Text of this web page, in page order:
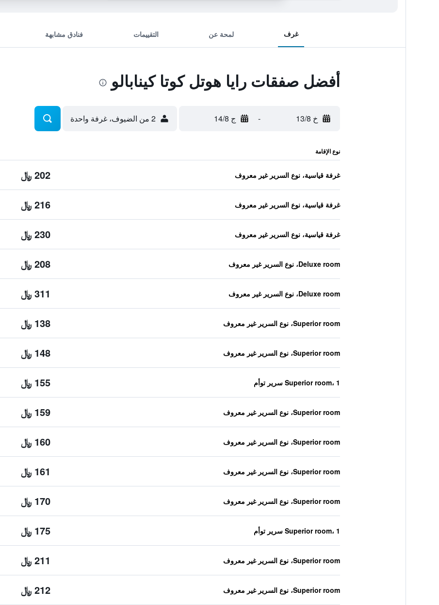
غرف لمحة عن التقييمات فنادق مشابهة
أفضل صفقات رايا هوتل كوتا كينابالو
خ 13/8 - ج 14/8 2 من الضيوف، غرفة واحدة
نوع الإقامة
غرفة قياسية، نوع السرير غير معروف 202 ﷼
غرفة قياسية، نوع السرير غير معروف 216 ﷼
غرفة قياسية، نوع السرير غير معروف 230 ﷼
Deluxe room، نوع السرير غير معروف 208 ﷼
Deluxe room، نوع السرير غير معروف 311 ﷼
Superior room، نوع السرير غير معروف 138 ﷼
Superior room، نوع السرير غير معروف 148 ﷼
Superior room، 1 سرير توأم 155 ﷼
Superior room، نوع السرير غير معروف 159 ﷼
Superior room، نوع السرير غير معروف 160 ﷼
Superior room، نوع السرير غير معروف 161 ﷼
Superior room، نوع السرير غير معروف 170 ﷼
Superior room، 1 سرير توأم 175 ﷼
Superior room، نوع السرير غير معروف 211 ﷼
Superior room، نوع السرير غير معروف 212 ﷼